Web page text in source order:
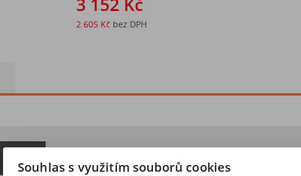
2 605 Kč bez DPH
Souhlas s využitím souborů cookies